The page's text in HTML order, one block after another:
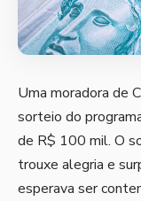
Uma moradora de
sorteio do
de R$ 100 mil. O
trouxe alegria e
esperava ser